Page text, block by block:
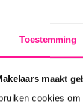
Toestemming
maakt
cookies